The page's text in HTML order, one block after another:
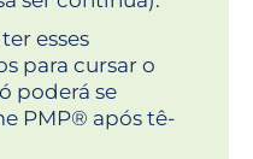
esses
para cursar o
poderá se
PMP® após tê-